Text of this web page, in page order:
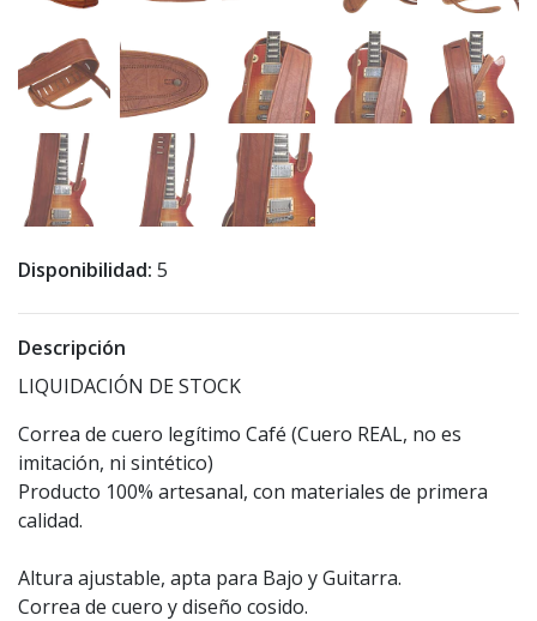
Disponibilidad: 5
Descripción
LIQUIDACIÓN DE STOCK
Correa de cuero legítimo Café (Cuero REAL, no es
imitación, ni sintético)
Producto 100% artesanal, con materiales de primera
calidad.
Altura ajustable, apta para Bajo y Guitarra.
Correa de cuero y diseño cosido.